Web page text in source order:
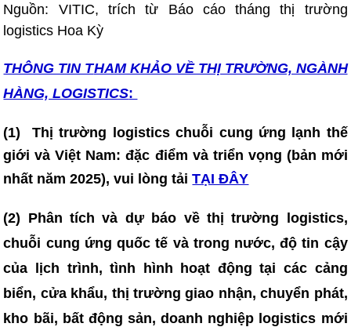
Nguồn: VITIC, trích từ Báo cáo tháng thị trường
logistics Hoa Kỳ
THÔNG TIN THAM KHẢO VỀ THỊ TRƯỜNG, NGÀNH
HÀNG, LOGISTICS:
(1)Thị trường logistics chuỗi cung ứng lạnh thế
giới và Việt Nam: đặc điểm và triển vọng (bản mới
nhất năm 2025), vui lòng tảiTẠI ĐÂY
(2) Phân tích và dự báo về thị trường logistics,
chuỗi cung ứng quốc tế và trong nước, độ tin cậy
của lịch trình, tình hình hoạt động tại các cảng
biển, cửa khẩu, thị trường giao nhận, chuyển phát,
kho bãi, bất động sản, doanh nghiệp logistics mới